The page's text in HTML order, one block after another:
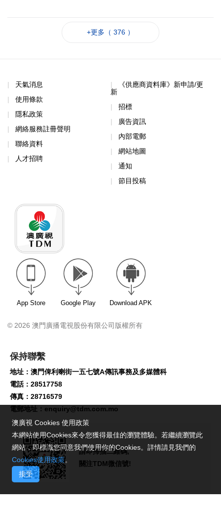
+更多（ 376 ）
天氣消息
使用條款
隱私政策
網絡服務註冊聲明
聯絡資料
人才招聘
《供應商資料庫》新申請/更
新
招標
廣告資訊
內部電郵
網站地圖
通知
節目投稿
App Store Google Play Download APK
© 2026 澳門廣播電視股份有限公司版權所有
保持聯繫
地址：澳門俾利喇街一五七號A傳訊事務及多媒體科
電話：28517758
傳真：28716579
電郵地址： enquiry@tdm.com.mo
請即掃描二維碼,
關注TDM微信號!
澳廣視 Cookies 使用政策
本網站使用Cookies來令您獲得最佳的瀏覽體驗。若繼續瀏覽此
網站，即標識您同意我們使用你的Cookies。詳情請見我們的
Cookies使用政策。
接受